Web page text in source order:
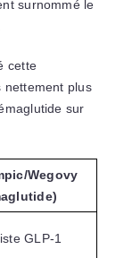
surnommé le
cette
nettement plus
sur
Wegovy
GLP-1